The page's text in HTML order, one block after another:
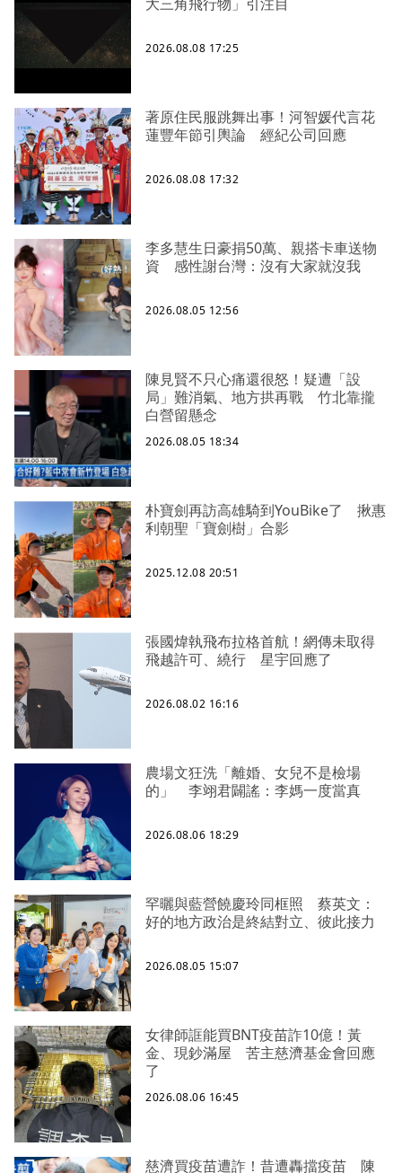
2026.08.08 17:25
著原住民服跳舞出事！河智媛代言花
蓮豐年節引輿論 經紀公司回應
2026.08.08 17:32
李多慧生日豪捐50萬、親搭卡車送物
資 感性謝台灣：沒有大家就沒我
2026.08.05 12:56
陳見賢不只心痛還很怒！疑遭「設
局」難消氣、地方拱再戰 竹北靠攏
白營留懸念
2026.08.05 18:34
朴寶劍再訪高雄騎到YouBike了 揪惠
利朝聖「寶劍樹」合影
2025.12.08 20:51
張國煒執飛布拉格首航！網傳未取得
飛越許可、繞行 星宇回應了
2026.08.02 16:16
農場文狂洗「離婚、女兒不是檢場
的」 李翊君闢謠：李媽一度當真
2026.08.06 18:29
罕曬與藍營饒慶玲同框照 蔡英文：
好的地方政治是終結對立、彼此接力
2026.08.05 15:07
女律師誆能買BNT疫苗詐10億！黃
金、現鈔滿屋 苦主慈濟基金會回應
了
2026.08.06 16:45
慈濟買疫苗遭詐！昔遭轟擋疫苗 陳